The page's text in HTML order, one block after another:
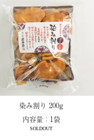
染み割り 200g
内容量：1袋
SOLDOUT